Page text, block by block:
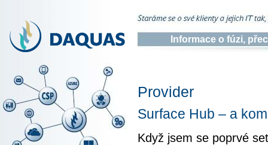
Informace o fúzi,
Provider
Surface Hub – a
Když jsem se poprvé